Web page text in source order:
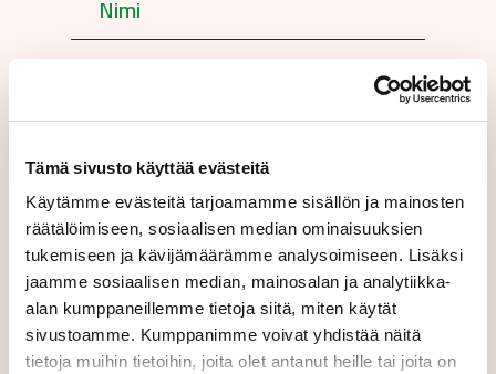
Tämä sivusto käyttää evästeitä
Käytämme evästeitä tarjoamamme sisällön ja mainosten
räätälöimiseen, sosiaalisen median ominaisuuksien
tukemiseen ja kävijämäärämme analysoimiseen. Lisäksi
jaamme sosiaalisen median, mainosalan ja analytiikka-
alan kumppaneillemme tietoja siitä, miten käytät
sivustoamme. Kumppanimme voivat yhdistää näitä
tietoja muihin tietoihin, joita olet antanut heille tai joita on
Lähettämällä tämän lomakkeen hyväksyt
käyttöehtomme.